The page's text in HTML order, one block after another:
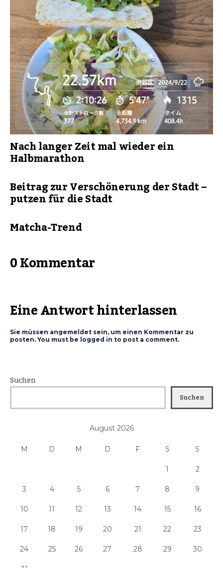
Nach langer Zeit mal wieder ein
Halbmarathon
Beitrag zur Verschönerung der Stadt –
putzen für die Stadt
Matcha-Trend
0 Kommentar
Eine Antwort hinterlassen
Sie müssen angemeldet sein, um einen Kommentar zu
posten. You must be logged in to post a comment.
Suchen
Suchen
August 2026
M D M D F S S
1 2
3 4 5 6 7 8 9
10 11 12 13 14 15 16
17 18 19 20 21 22 23
24 25 26 27 28 29 30